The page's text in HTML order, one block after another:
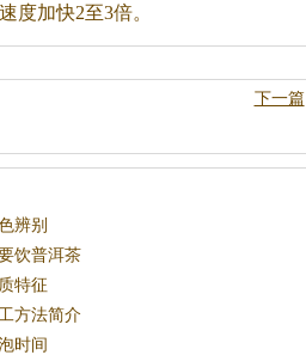
度加快2至3倍。
下一篇
辨别
饮普洱茶
特征
方法简介
时间